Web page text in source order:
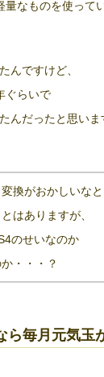
なものを使って
んですけど、
ぐらいで
んだったと思いま
換がおかしいなと
はありますが、
のせいなのか
・・・？
ら毎月元気玉